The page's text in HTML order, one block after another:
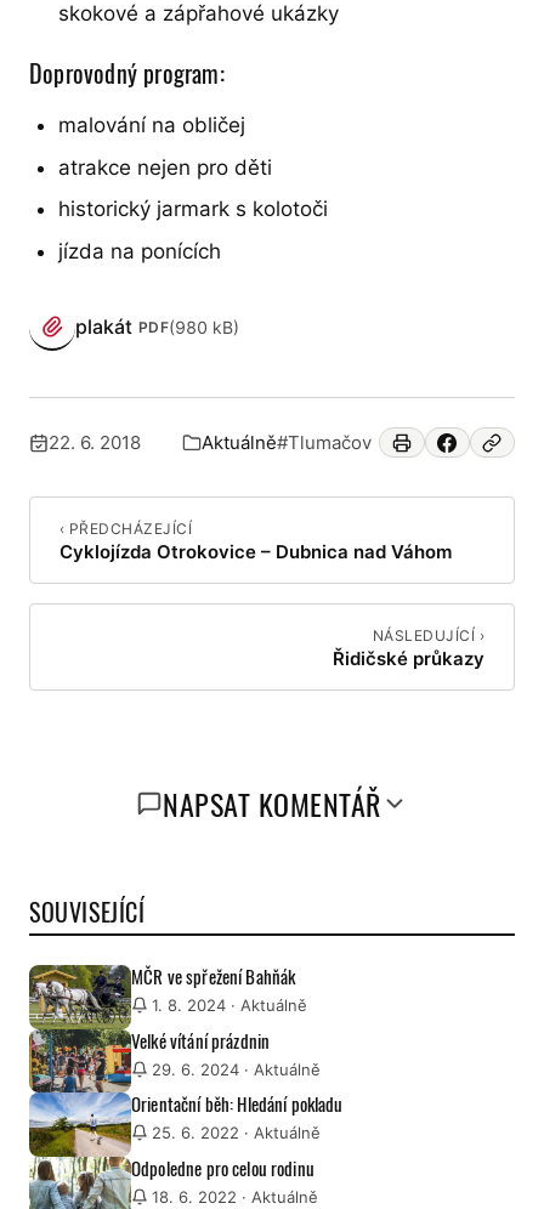
skokové a zápřahové ukázky
Doprovodný program:
malování na obličej
atrakce nejen pro děti
historický jarmark s kolotoči
jízda na ponících
plakát PDF(980 kB)
(otevře se v novém panelu)
Publikováno:
22. 6. 2018
Zařazeno v:
Aktuálně#Tlumačov
‹ PŘEDCHÁZEJÍCÍ
Cyklojízda Otrokovice – Dubnica nad Váhom
NÁSLEDUJÍCÍ ›
Řidičské průkazy
NAPSAT KOMENTÁŘ
SOUVISEJÍCÍ
MČR ve spřežení Bahňák
1. 8. 2024 · Aktuálně
Velké vítání prázdnin
29. 6. 2024 · Aktuálně
Orientační běh: Hledání pokladu
25. 6. 2022 · Aktuálně
Odpoledne pro celou rodinu
18. 6. 2022 · Aktuálně